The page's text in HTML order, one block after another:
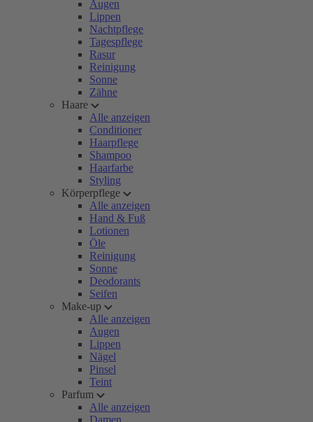
Augen
Lippen
Nachtpflege
Tagespflege
Rasur
Reinigung
Sonne
Zähne
Haare
Alle anzeigen
Conditioner
Haarpflege
Shampoo
Haarfarbe
Styling
Körperpflege
Alle anzeigen
Hand & Fuß
Lotionen
Öle
Reinigung
Sonne
Deodorants
Seifen
Make-up
Alle anzeigen
Augen
Lippen
Nägel
Pinsel
Teint
Parfum
Alle anzeigen
Damen